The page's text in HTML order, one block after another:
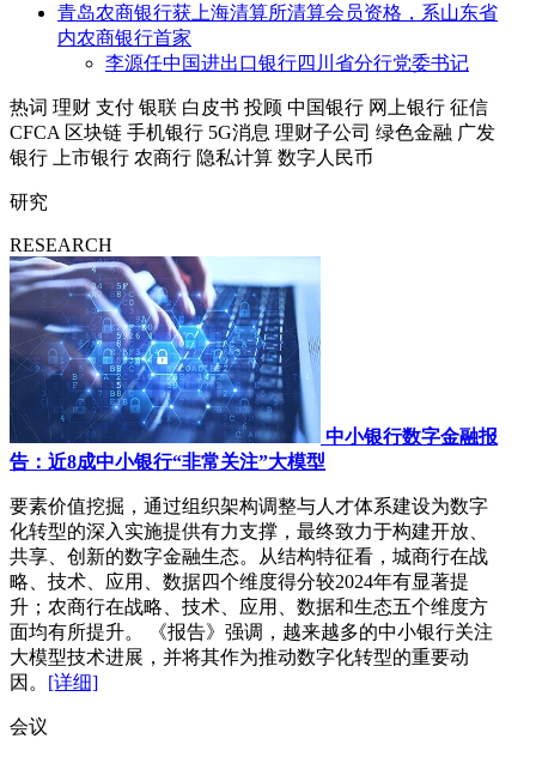
青岛农商银行获上海清算所清算会员资格，系山东省
内农商银行首家
李源任中国进出口银行四川省分行党委书记
热词 理财 支付 银联 白皮书 投顾 中国银行 网上银行 征信
CFCA 区块链 手机银行 5G消息 理财子公司 绿色金融 广发
银行
上市银行 农商行 隐私计算 数字人民币
研究
RESEARCH
中小银行数字金融报
告：近8成中小银行“非常关注”大模型
要素价值挖掘，通过组织架构调整与人才体系建设为数字
化转型的深入实施提供有力支撑，最终致力于构建开放、
共享、创新的数字金融生态。从结构特征看，城商行在战
略、技术、应用、数据四个维度得分较2024年有显著提
升；农商行在战略、技术、应用、数据和生态五个维度方
面均有所提升。 《报告》强调，越来越多的中小银行关注
大模型技术进展，并将其作为推动数字化转型的重要动
因。 [详细]
会议